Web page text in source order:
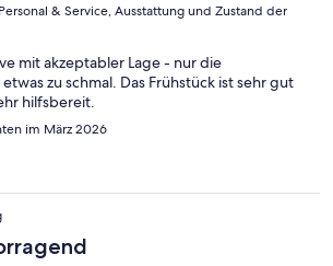
& Service, Ausstattung und Zustand der
mit akzeptabler Lage - nur die
zu schmal. Das Frühstück ist sehr gut
hilfsbereit.
im März 2026